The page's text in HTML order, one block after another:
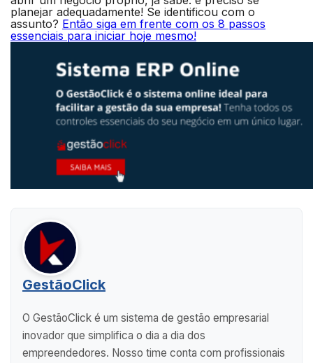
planejar adequadamente! Se identificou com o
assunto? Então siga em frente com os 8 passos
essenciais para iniciar hoje mesmo!
GestãoClick
O GestãoClick é um sistema de gestão empresarial
inovador que simplifica o dia a dia dos
empreendedores. Nosso time conta com profissionais